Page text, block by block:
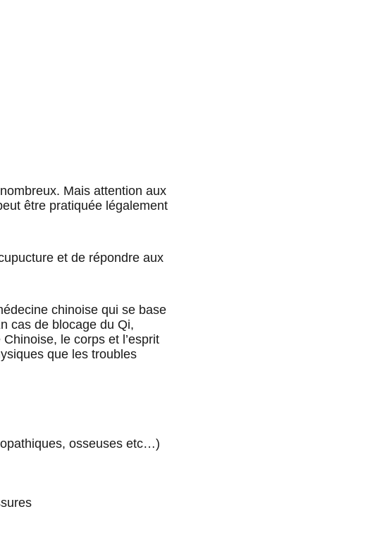
Mais attention aux
être pratiquée légalement
et de répondre aux
chinoise qui se base
cas de blocage du Qi,
le corps et l’esprit
que les troubles
osseuses etc…)